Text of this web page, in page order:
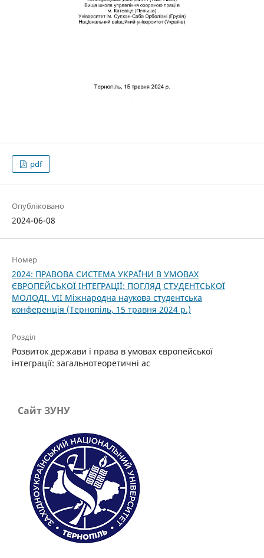
pdf
Опубліковано
2024-06-08
Номер
2024: ПРАВОВА СИСТЕМА УКРАЇНИ В УМОВАХ
ЄВРОПЕЙСЬКОЇ ІНТЕГРАЦІЇ: ПОГЛЯД СТУДЕНТСЬКОЇ
МОЛОДІ. VІІ Міжнародна наукова студентська
конференція (Тернопіль, 15 травня 2024 р.)
Розділ
Розвиток держави і права в умовах європейської
інтеграції: загальнотеоретичні ас
Сайт ЗУНУ